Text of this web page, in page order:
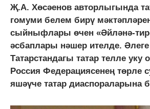
Җ.А. Хөсәенов авторлыгында
гомуми белем бирү
сыйныфлары өчен «Әйләнә-
әсбаплары нәшер ителде.
Татарстандагы татар телле
Россия Федерациясенең төрле
яшәүче татар диаспораларына